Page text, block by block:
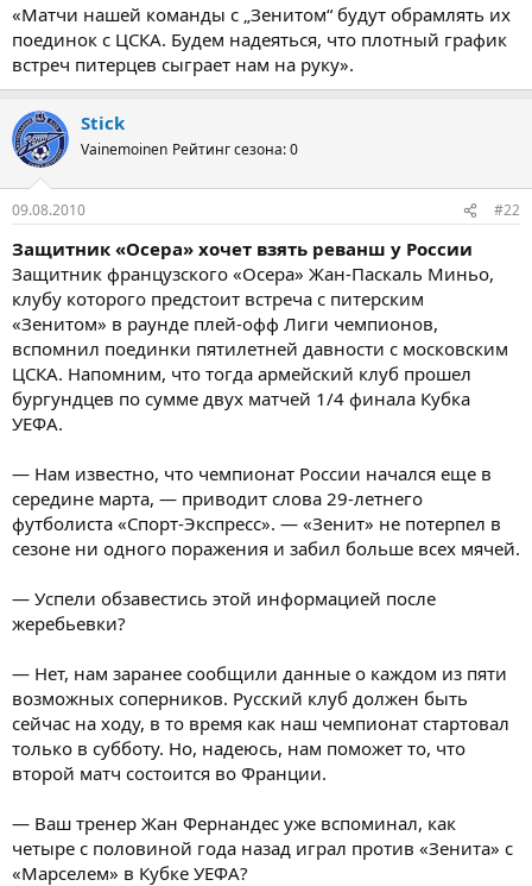
«Матчи нашей команды с „Зенитом“ будут обрамлять их
поединок с ЦСКА. Будем надеяться, что плотный график
встреч питерцев сыграет нам на руку».
Stick
Vainemoinen Рейтинг сезона: 0
09.08.2010 #22
Защитник «Осера» хочет взять реванш у России
Защитник французского «Осера» Жан-Паскаль Миньо,
клубу которого предстоит встреча с питерским
«Зенитом» в раунде плей-офф Лиги чемпионов,
вспомнил поединки пятилетней давности с московским
ЦСКА. Напомним, что тогда армейский клуб прошел
бургундцев по сумме двух матчей 1/4 финала Кубка
УЕФА.
— Нам известно, что чемпионат России начался еще в
середине марта, — приводит слова 29-летнего
футболиста «Спорт-Экспресс». — «Зенит» не потерпел в
сезоне ни одного поражения и забил больше всех мячей.
— Успели обзавестись этой информацией после
жеребьевки?
— Нет, нам заранее сообщили данные о каждом из пяти
возможных соперников. Русский клуб должен быть
сейчас на ходу, в то время как наш чемпионат стартовал
только в субботу. Но, надеюсь, нам поможет то, что
второй матч состоится во Франции.
— Ваш тренер Жан Фернандес уже вспоминал, как
четыре с половиной года назад играл против «Зенита» с
«Марселем» в Кубке УЕФА?